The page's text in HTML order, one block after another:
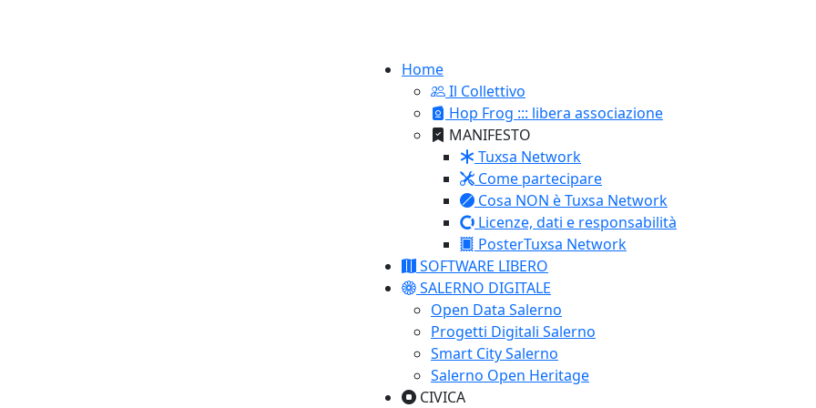
Home
Il Collettivo
Hop Frog ::: libera associazione
MANIFESTO
Tuxsa Network
Come partecipare
Cosa NON è Tuxsa Network
Licenze, dati e responsabilità
PosterTuxsa Network
SOFTWARE LIBERO
SALERNO DIGITALE
Open Data Salerno
Progetti Digitali Salerno
Smart City Salerno
Salerno Open Heritage
CIVICA